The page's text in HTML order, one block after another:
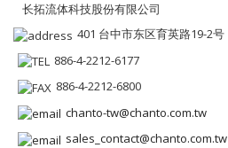
长拓流体科技股份有限公司
401 台中市东区育英路19-2号
886-4-2212-6177
886-4-2212-6800
chanto-tw@chanto.com.tw
sales_contact@chanto.com.tw